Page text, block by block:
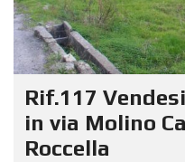
Rif.117
in via Molino
Roccella